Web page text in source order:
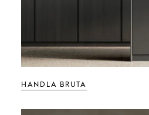
HANDLA BRUTA